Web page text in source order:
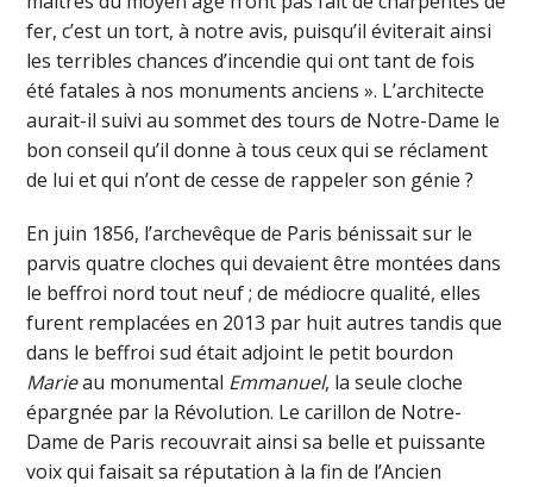
fer, c’est un tort, à notre avis, puisqu’il éviterait ainsi
les terribles chances d’incendie qui ont tant de fois
été fatales à nos monuments anciens ». L’architecte
aurait-il suivi au sommet des tours de Notre-Dame le
bon conseil qu’il donne à tous ceux qui se réclament
de lui et qui n’ont de cesse de rappeler son génie ?
En juin 1856, l’archevêque de Paris bénissait sur le
parvis quatre cloches qui devaient être montées dans
le beffroi nord tout neuf ; de médiocre qualité, elles
furent remplacées en 2013 par huit autres tandis que
dans le beffroi sud était adjoint le petit bourdon
Marieau monumental Emmanuel, la seule cloche
épargnée par la Révolution. Le carillon de Notre-
Dame de Paris recouvrait ainsi sa belle et puissante
voix qui faisait sa réputation à la fin de l’Ancien